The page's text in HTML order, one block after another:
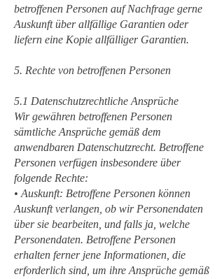
betroffenen Personen auf Nachfrage gerne
Auskunft über allfällige Garantien oder
liefern eine Kopie allfälliger Garantien.
5. Rechte von betroffenen Personen
5.1 Datenschutzrechtliche Ansprüche
Wir gewähren betroffenen Personen
sämtliche Ansprüche gemäß dem
anwendbaren Datenschutzrecht. Betroffene
Personen verfügen insbesondere über
folgende Rechte:
• Auskunft: Betroffene Personen können
Auskunft verlangen, ob wir Personendaten
über sie bearbeiten, und falls ja, welche
Personendaten. Betroffene Personen
erhalten ferner jene Informationen, die
erforderlich sind, um ihre Ansprüche gemäß